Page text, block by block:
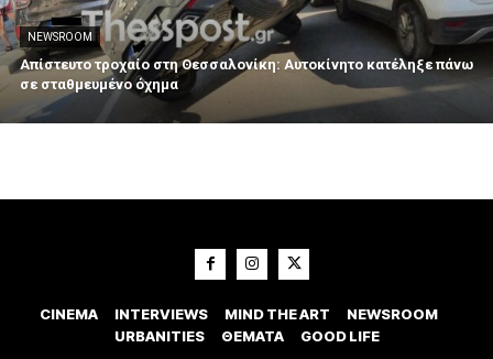
NEWSROOM
Απίστευτο τροχαίο στη Θεσσαλονίκη: Αυτοκίνητο κατέληξε πάνω
σε σταθμευμένο όχημα
CINEMA INTERVIEWS MIND THE ART
NEWSROOM
URBANITIES
ΘΕΜΑΤΑ GOOD LIFE